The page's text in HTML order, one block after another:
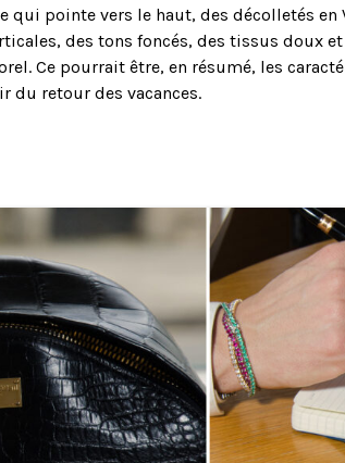
qui pointe vers le haut, des décolletés en
des tons foncés, des tissus doux
Ce pourrait être, en résumé, les
du retour des vacances.